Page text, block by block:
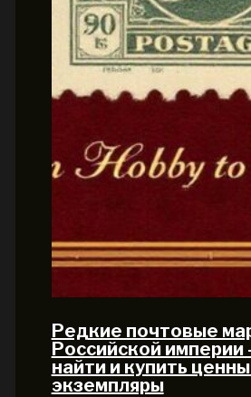
Редкие почтовые
Российской империи
найти и купить
экземпляры